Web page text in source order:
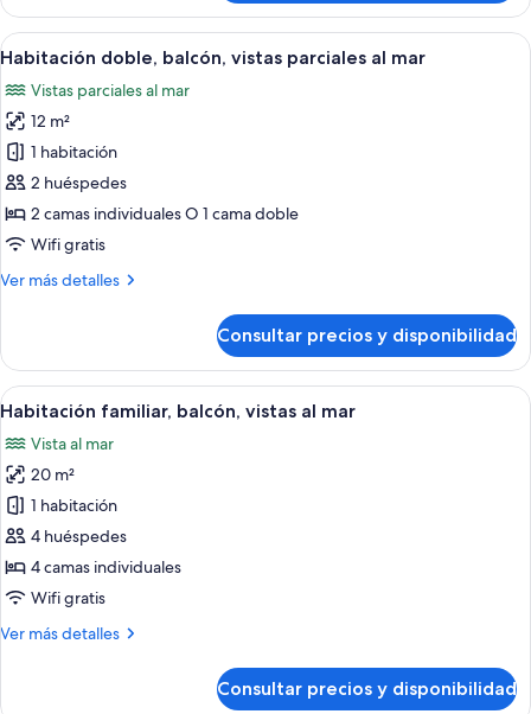
triple
estándar
Abrir
todas
las
fotos
de
Habitación
doble,
balcón,
parciales
Ropa de cama de alta calidad,
5
Habitación doble, balcón, vistas parciales al mar
Vistas parciales al mar
12 m²
1 habitación
2 huéspedes
2 camas individuales O 1 cama doble
Wifi gratis
Ver más detalles
Más
doble,
balcón,
vistas
al
mar
Consultar precios y disponibilidad
Abrir
todas
las
fotos
de
Habitación
familiar,
balcón,
al
Una habitación de hotel moderna
9
Habitación familiar, balcón, vistas al mar
Vista al mar
20 m²
1 habitación
4 huéspedes
4 camas individuales
Wifi gratis
Ver más detalles
Más
Consultar precios y disponibilidad